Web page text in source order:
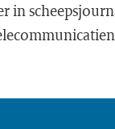
in